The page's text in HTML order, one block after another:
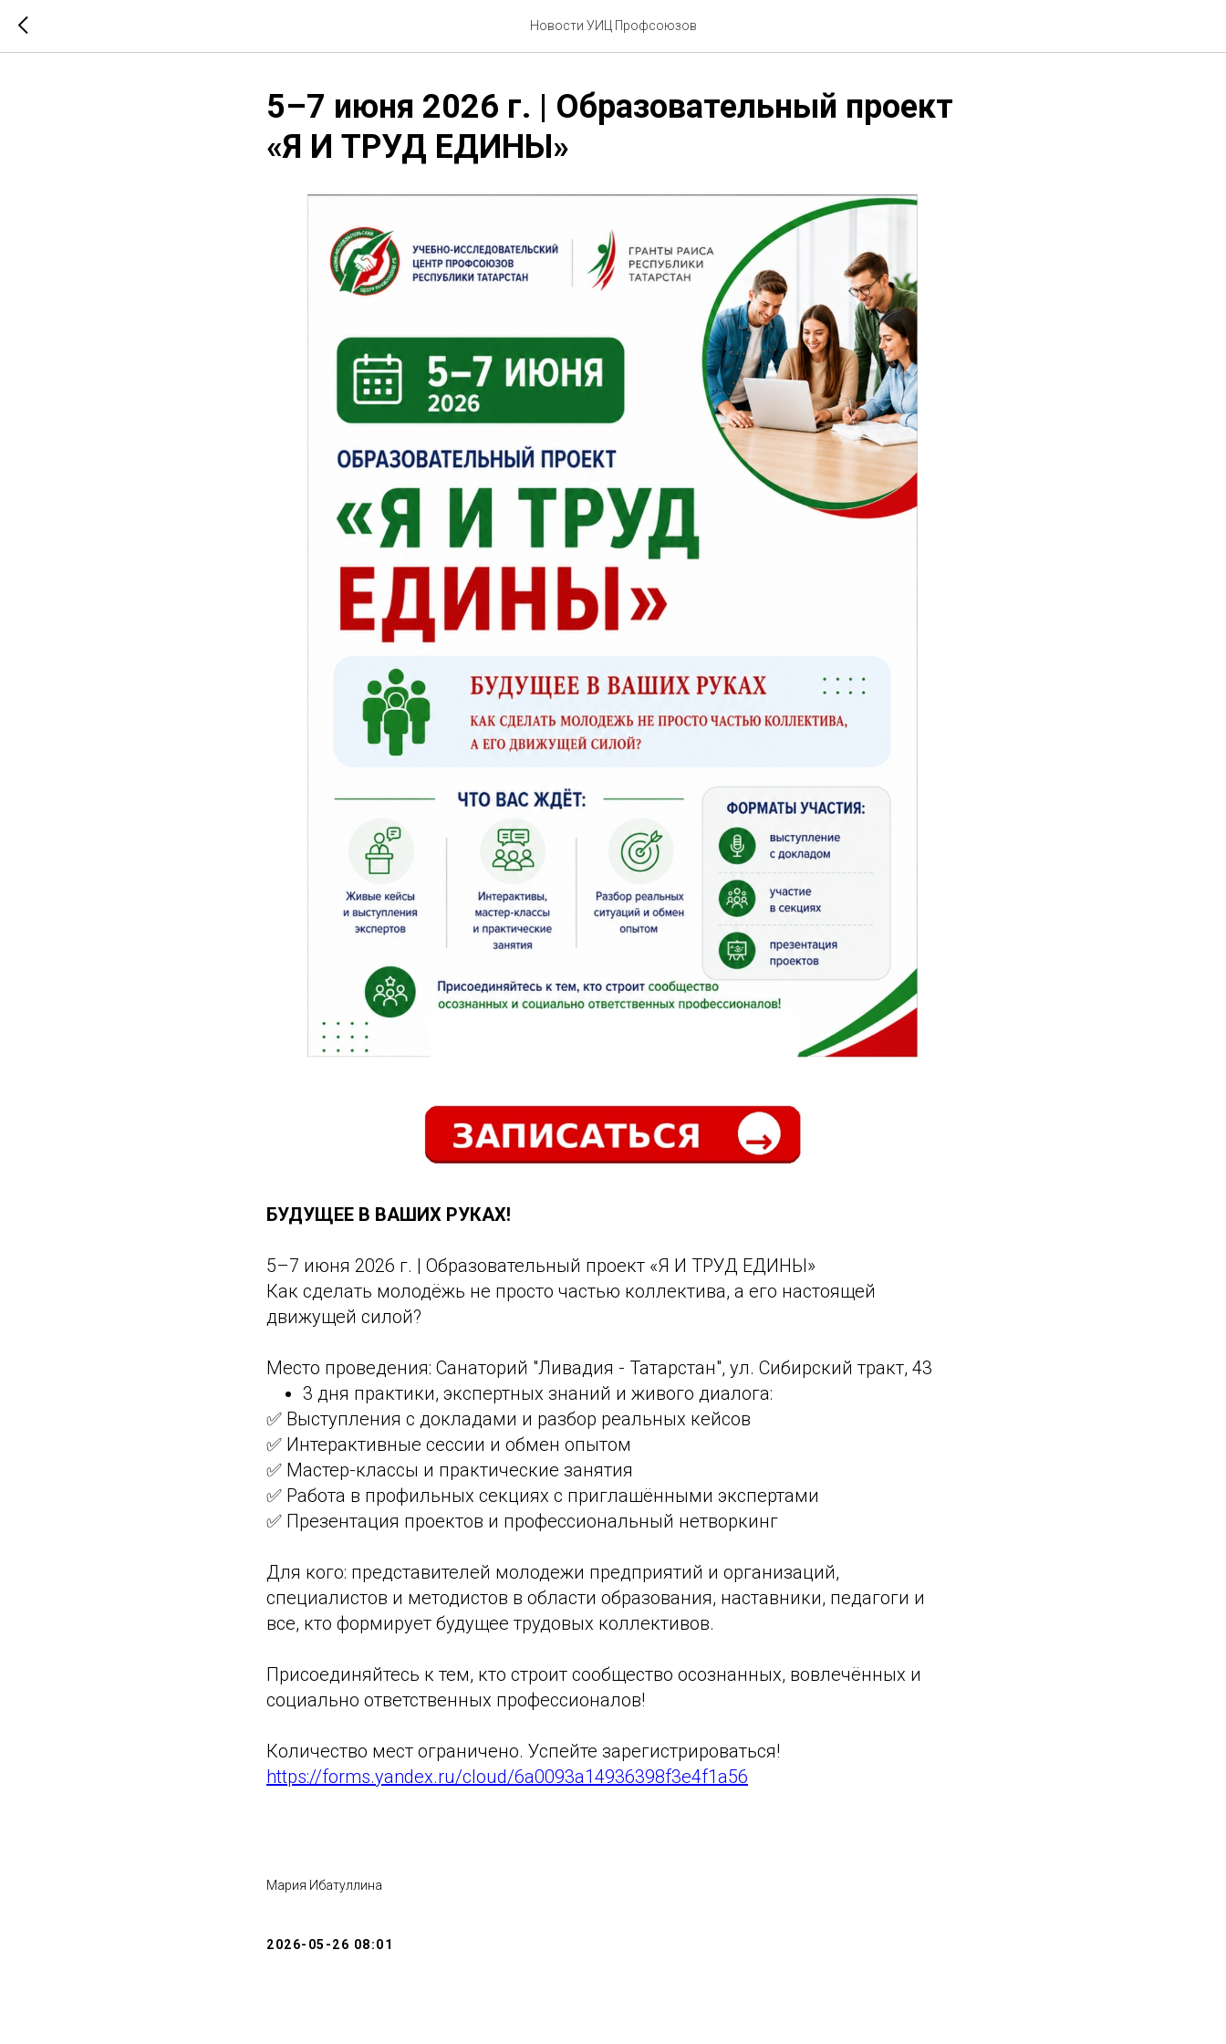
Новости УИЦ Профсоюзов
5–7 июня 2026 г. | Образовательный проект
«Я И ТРУД ЕДИНЫ»
БУДУЩЕЕ В ВАШИХ РУКАХ!
5–7 июня 2026 г. | Образовательный проект «Я И ТРУД ЕДИНЫ»
Как сделать молодёжь не просто частью коллектива, а его настоящей
движущей силой?
Место проведения: Санаторий "Ливадия - Татарстан", ул. Сибирский тракт, 43
3 дня практики, экспертных знаний и живого диалога:
✅ Выступления с докладами и разбор реальных кейсов
✅ Интерактивные сессии и обмен опытом
✅ Мастер-классы и практические занятия
✅ Работа в профильных секциях с приглашёнными экспертами
✅ Презентация проектов и профессиональный нетворкинг
Для кого: представителей молодежи предприятий и организаций,
специалистов и методистов в области образования, наставники, педагоги и
все, кто формирует будущее трудовых коллективов.
Присоединяйтесь к тем, кто строит сообщество осознанных, вовлечённых и
социально ответственных профессионалов!
Количество мест ограничено. Успейте зарегистрироваться!
https://forms.yandex.ru/cloud/6a0093a14936398f3e4f1a56
Мария Ибатуллина
2026-05-26 08:01